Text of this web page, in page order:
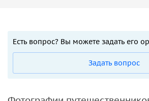
Есть вопрос? Вы можете задать его
Задать вопрос